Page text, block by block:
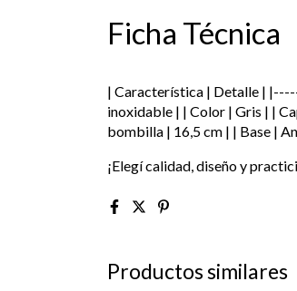
Ficha Técnica
| Característica | Detalle |
inoxidable | | Color | Gris | |
bombilla | 16,5 cm | | Base |
¡Elegí calidad, diseño y
Productos similares